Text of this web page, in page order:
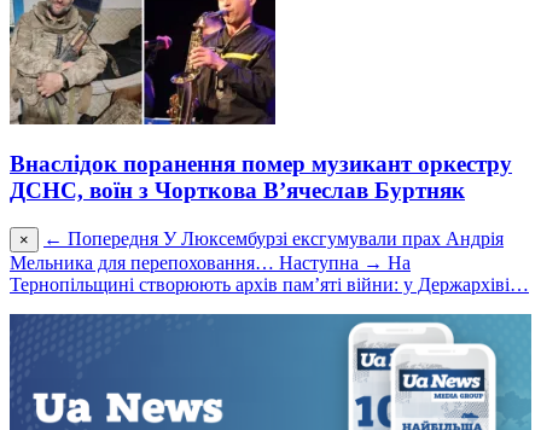
Внаслідок поранення помер музикант оркестру
ДСНС, воїн з Чорткова В’ячеслав Буртняк
× ← Попередня У Люксембурзі ексгумували прах Андрія
Мельника для перепоховання… Наступна → На
Тернопільщині створюють архів пам’яті війни: у Держархіві…